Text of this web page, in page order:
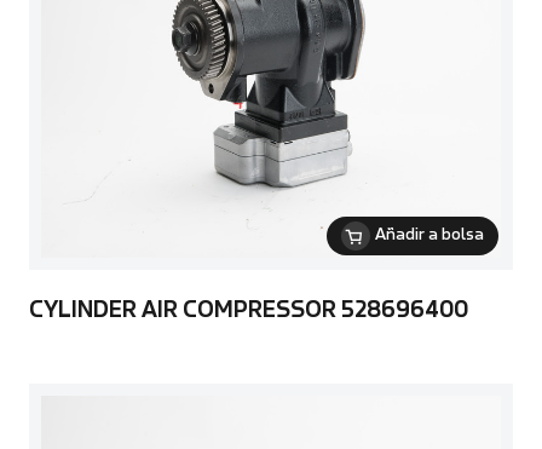
Añadir a bolsa
CYLINDER AIR COMPRESSOR 528696400